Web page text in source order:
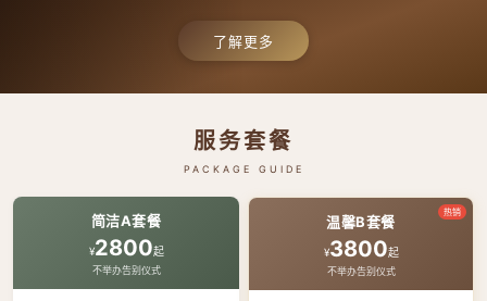
了解更多
服务套餐
PACKAGE GUIDE
简洁A套餐
¥2800起
不举办告别仪式
热销
温馨B套餐
¥3800起
不举办告别仪式